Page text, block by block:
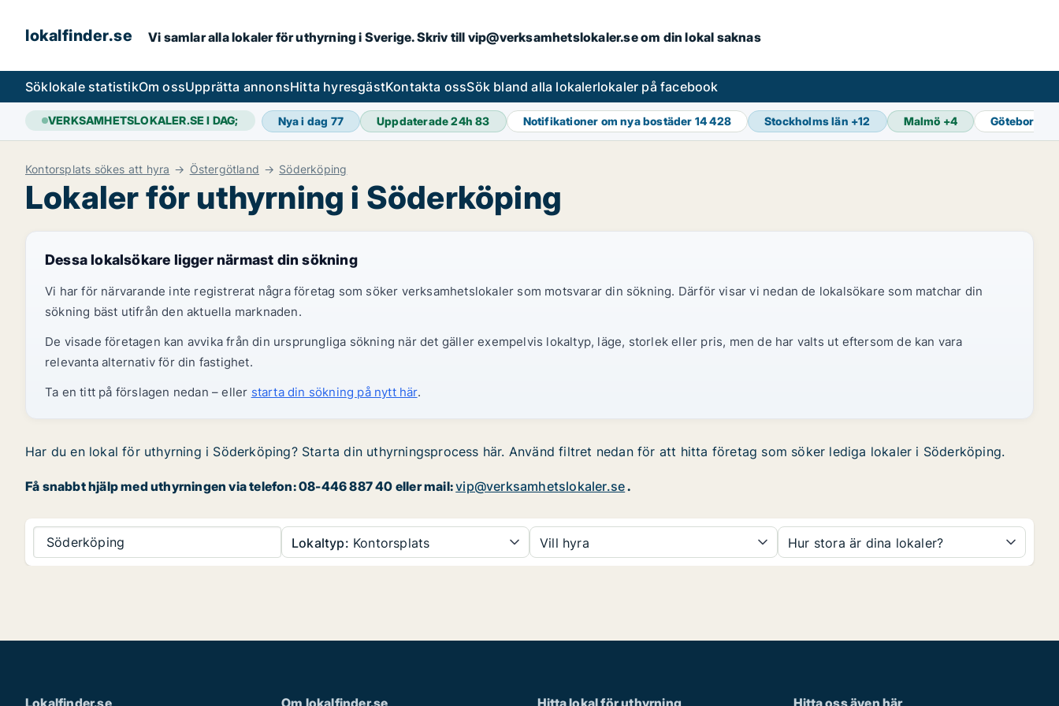
lokalfinder.se Vi samlar alla lokaler för uthyrning i Sverige. Skriv till vip@verksamhetslokaler.se om din lokal saknas
Söklokale statistikOm ossUpprätta annonsHitta hyresgästKontakta ossSök bland alla lokalerlokaler på facebook
VERKSAMHETSLOKALER.SE I DAG; Nya i dag 77 Uppdaterade 24h83 Notifikationer om nya bostäder 14 428 Stockholms län +12 Malmö +4 Göteborg
Kontorsplats sökes att hyra Östergötland Söderköping
Lokaler för uthyrning i Söderköping
Dessa lokalsökare ligger närmast din sökning
Vi har för närvarande inte registrerat några företag som söker verksamhetslokaler som motsvarar din sökning. Därför visar vi nedan de lokalsökare som matchar din
sökning bäst utifrån den aktuella marknaden.
De visade företagen kan avvika från din ursprungliga sökning när det gäller exempelvis lokaltyp, läge, storlek eller pris, men de har valts ut eftersom de kan vara
relevanta alternativ för din fastighet.
Ta en titt på förslagen nedan – eller starta din sökning på nytt här.
Har du en lokal för uthyrning i Söderköping? Starta din uthyrningsprocess här. Använd filtret nedan för att hitta företag som söker lediga lokaler i Söderköping.
Få snabbt hjälp med uthyrningen via telefon: 08-446 887 40 eller mail:vip@verksamhetslokaler.se.
Söderköping Lokaltyp: Kontorsplats Vill hyra Hur stora är dina lokaler?
Lokalfinder.se Om lokalfinder.se Hitta lokal för uthyrning Hitta oss även här